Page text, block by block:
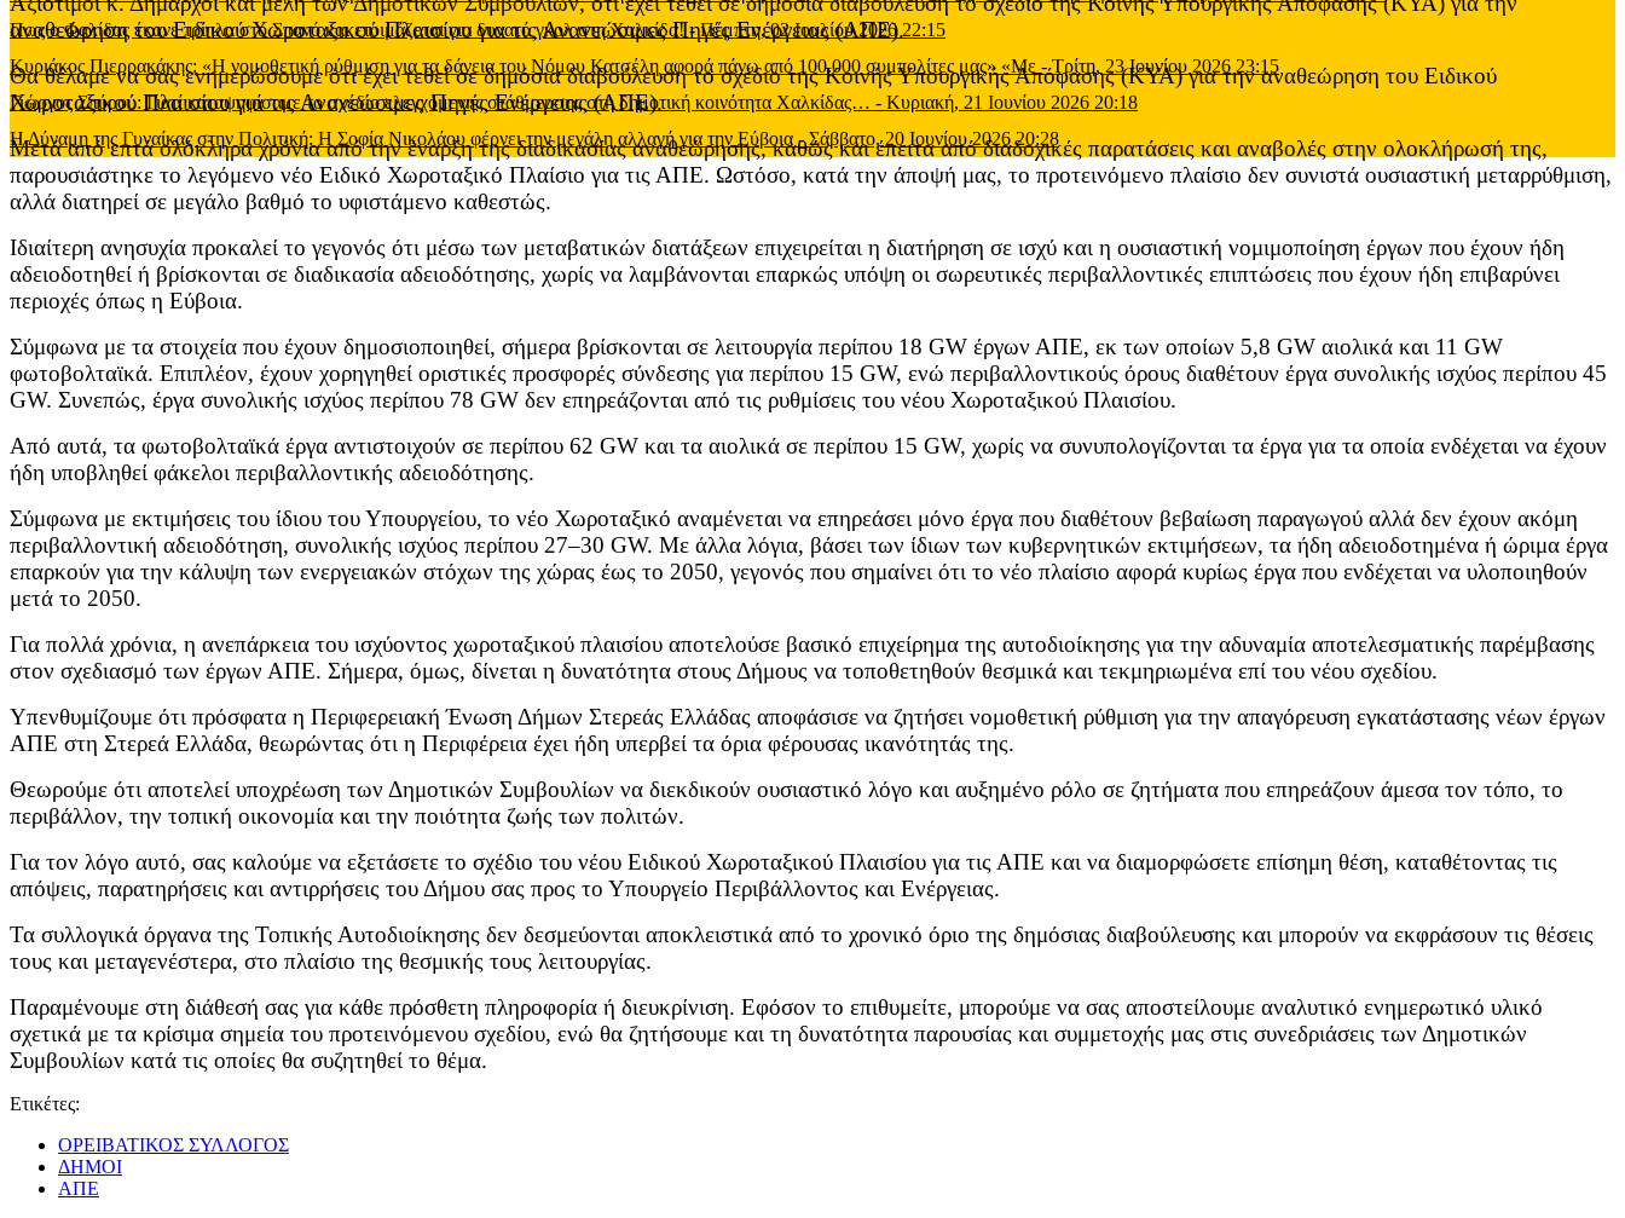
Πως ο Φαλίδας έκανε τρίπλα στο Σπανό και ετοιμάζεται για δυνατό γκολ στη Χαλκίδα!-Πέμπτη, 02 Ιουλίου 2026 22:15
Κυριάκος Πιερρακάκης: «Η νομοθετική ρύθμιση για τα δάνεια του Νόμου Κατσέλη αφορά πάνω από 100.000 συμπολίτες μας» «Με -Τρίτη, 23 Ιουνίου 2026 23:15
Γιώργος Σπύρου: Γιατί καταψηφίσαμε το σχέδιο ελεγχόμενης στάθμευσης στη δημοτική κοινότητα Χαλκίδας… - Κυριακή, 21 Ιουνίου 2026 20:18
Η Δύναμη της Γυναίκας στην Πολιτική: Η Σοφία Νικολάου φέρνει την μεγάλη αλλαγή για την Εύβοια -Σάββατο, 20 Ιουνίου 2026 20:28
αναθεώρηση του Ειδικού Χωροταξικού Πλαισίου για τις Ανανεώσιμες Πηγές Ενέργειας (ΑΠΕ).
Θα θέλαμε να σας ενημερώσουμε ότι έχει τεθεί σε δημόσια διαβούλευση το σχέδιο της Κοινής Υπουργικής Απόφασης (ΚΥΑ) για την αναθεώρηση του Ειδικού
Χωροταξικού Πλαισίου για τις Ανανεώσιμες Πηγές Ενέργειας (ΑΠΕ).
Μετά από επτά ολόκληρα χρόνια από την έναρξη της διαδικασίας αναθεώρησης, καθώς και έπειτα από διαδοχικές παρατάσεις και αναβολές στην ολοκλήρωσή της,
παρουσιάστηκε το λεγόμενο νέο Ειδικό Χωροταξικό Πλαίσιο για τις ΑΠΕ. Ωστόσο, κατά την άποψή μας, το προτεινόμενο πλαίσιο δεν συνιστά ουσιαστική μεταρρύθμιση,
αλλά διατηρεί σε μεγάλο βαθμό το υφιστάμενο καθεστώς.
Ιδιαίτερη ανησυχία προκαλεί το γεγονός ότι μέσω των μεταβατικών διατάξεων επιχειρείται η διατήρηση σε ισχύ και η ουσιαστική νομιμοποίηση έργων που έχουν ήδη
αδειοδοτηθεί ή βρίσκονται σε διαδικασία αδειοδότησης, χωρίς να λαμβάνονται επαρκώς υπόψη οι σωρευτικές περιβαλλοντικές επιπτώσεις που έχουν ήδη επιβαρύνει
περιοχές όπως η Εύβοια.
Σύμφωνα με τα στοιχεία που έχουν δημοσιοποιηθεί, σήμερα βρίσκονται σε λειτουργία περίπου 18 GW έργων ΑΠΕ, εκ των οποίων 5,8 GW αιολικά και 11 GW
φωτοβολταϊκά. Επιπλέον, έχουν χορηγηθεί οριστικές προσφορές σύνδεσης για περίπου 15 GW, ενώ περιβαλλοντικούς όρους διαθέτουν έργα συνολικής ισχύος περίπου 45
GW. Συνεπώς, έργα συνολικής ισχύος περίπου 78 GW δεν επηρεάζονται από τις ρυθμίσεις του νέου Χωροταξικού Πλαισίου.
Από αυτά, τα φωτοβολταϊκά έργα αντιστοιχούν σε περίπου 62 GW και τα αιολικά σε περίπου 15 GW, χωρίς να συνυπολογίζονται τα έργα για τα οποία ενδέχεται να έχουν
ήδη υποβληθεί φάκελοι περιβαλλοντικής αδειοδότησης.
Σύμφωνα με εκτιμήσεις του ίδιου του Υπουργείου, το νέο Χωροταξικό αναμένεται να επηρεάσει μόνο έργα που διαθέτουν βεβαίωση παραγωγού αλλά δεν έχουν ακόμη
περιβαλλοντική αδειοδότηση, συνολικής ισχύος περίπου 27–30 GW. Με άλλα λόγια, βάσει των ίδιων των κυβερνητικών εκτιμήσεων, τα ήδη αδειοδοτημένα ή ώριμα έργα
επαρκούν για την κάλυψη των ενεργειακών στόχων της χώρας έως το 2050, γεγονός που σημαίνει ότι το νέο πλαίσιο αφορά κυρίως έργα που ενδέχεται να υλοποιηθούν
μετά το 2050.
Για πολλά χρόνια, η ανεπάρκεια του ισχύοντος χωροταξικού πλαισίου αποτελούσε βασικό επιχείρημα της αυτοδιοίκησης για την αδυναμία αποτελεσματικής παρέμβασης
στον σχεδιασμό των έργων ΑΠΕ. Σήμερα, όμως, δίνεται η δυνατότητα στους Δήμους να τοποθετηθούν θεσμικά και τεκμηριωμένα επί του νέου σχεδίου.
Υπενθυμίζουμε ότι πρόσφατα η Περιφερειακή Ένωση Δήμων Στερεάς Ελλάδας αποφάσισε να ζητήσει νομοθετική ρύθμιση για την απαγόρευση εγκατάστασης νέων έργων
ΑΠΕ στη Στερεά Ελλάδα, θεωρώντας ότι η Περιφέρεια έχει ήδη υπερβεί τα όρια φέρουσας ικανότητάς της.
Θεωρούμε ότι αποτελεί υποχρέωση των Δημοτικών Συμβουλίων να διεκδικούν ουσιαστικό λόγο και αυξημένο ρόλο σε ζητήματα που επηρεάζουν άμεσα τον τόπο, το
περιβάλλον, την τοπική οικονομία και την ποιότητα ζωής των πολιτών.
Για τον λόγο αυτό, σας καλούμε να εξετάσετε το σχέδιο του νέου Ειδικού Χωροταξικού Πλαισίου για τις ΑΠΕ και να διαμορφώσετε επίσημη θέση, καταθέτοντας τις
απόψεις, παρατηρήσεις και αντιρρήσεις του Δήμου σας προς το Υπουργείο Περιβάλλοντος και Ενέργειας.
Τα συλλογικά όργανα της Τοπικής Αυτοδιοίκησης δεν δεσμεύονται αποκλειστικά από το χρονικό όριο της δημόσιας διαβούλευσης και μπορούν να εκφράσουν τις θέσεις
τους και μεταγενέστερα, στο πλαίσιο της θεσμικής τους λειτουργίας.
Παραμένουμε στη διάθεσή σας για κάθε πρόσθετη πληροφορία ή διευκρίνιση. Εφόσον το επιθυμείτε, μπορούμε να σας αποστείλουμε αναλυτικό ενημερωτικό υλικό
σχετικά με τα κρίσιμα σημεία του προτεινόμενου σχεδίου, ενώ θα ζητήσουμε και τη δυνατότητα παρουσίας και συμμετοχής μας στις συνεδριάσεις των Δημοτικών
Συμβουλίων κατά τις οποίες θα συζητηθεί το θέμα.
Ετικέτες:
ΟΡΕΙΒΑΤΙΚΟΣ ΣΥΛΛΟΓΟΣ
ΔΗΜΟΙ
ΑΠΕ